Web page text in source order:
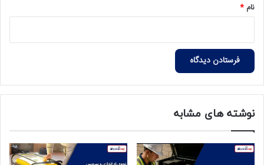
نام *
نوشته های مشابه